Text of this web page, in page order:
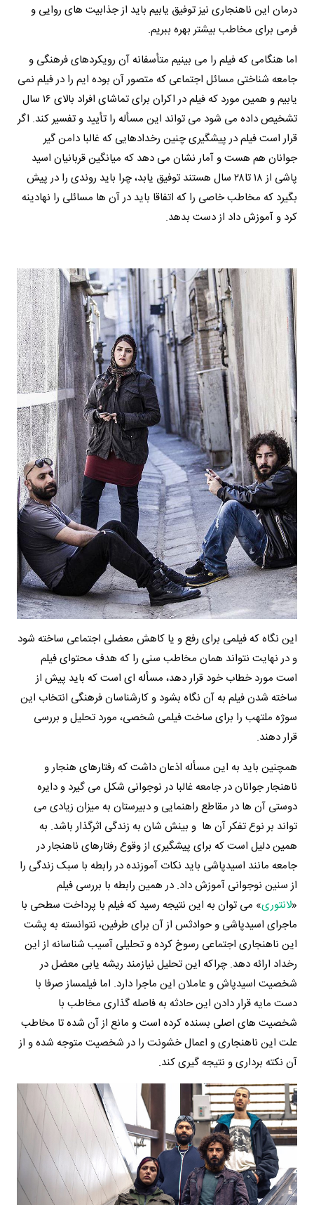
درمان این ناهنجاری نیز توفیق یابیم باید از جذابیت های روایی و
فرمی برای مخاطب بیشتر بهره ببریم.
اما هنگامی که فیلم را می بینیم متأسفانه آن رویکردهای فرهنگی و
جامعه شناختی مسائل اجتماعی که متصور آن بوده ایم را در فیلم نمی
یابیم و همین مورد که فیلم در اکران برای تماشای افراد بالای ۱۶ سال
تشخیص داده می شود می تواند این مسأله را تأیید و تفسیر کند. اگر
قرار است فیلم در پیشگیری چنین رخدادهایی که غالبا دامن گیر
جوانان هم هست و آمار نشان می دهد که میانگین قربانیان اسید
پاشی از ۱۸ تا۲۸ سال هستند توفیق یابد، چرا باید روندی را در پیش
بگیرد که مخاطب خاصی را که اتفاقا باید در آن ها مسائلی را نهادینه
کرد و آموزش داد از دست بدهد.
این نگاه که فیلمی برای رفع و یا کاهش معضلی اجتماعی ساخته شود
و در نهایت نتواند همان مخاطب سنی را که هدف محتوای فیلم
است مورد خطاب خود قرار دهد، مسأله ای است که باید پیش از
ساخته شدن فیلم به آن نگاه بشود و کارشناسان فرهنگی انتخاب این
سوژه ملتهب را برای ساخت فیلمی شخصی، مورد تحلیل و بررسی
قرار دهند.
همچنین باید به این مسأله اذعان داشت که رفتارهای هنجار و
ناهنجار جوانان در جامعه غالبا در نوجوانی شکل می گیرد و دایره
دوستی آن ها در مقاطع راهنمایی و دبیرستان به میزان زیادی می
تواند بر نوع تفکر آن ها و بینش شان به زندگی اثرگذار باشد. به
همین دلیل است که برای پیشگیری از وقوع رفتارهای ناهنجار در
جامعه مانند اسیدپاشی باید نکات آموزنده در رابطه با سبک زندگی را
از سنین نوجوانی آموزش داد. در همین رابطه با بررسی فیلم
«لانتوری» می توان به این نتیجه رسید که فیلم با پرداخت سطحی با
ماجرای اسیدپاشی و حوادثس از آن برای طرفین، نتوانسته به پشت
این ناهنجاری اجتماعی رسوخ کرده و تحلیلی آسیب شناسانه از این
رخداد ارائه دهد. چراکه این تحلیل نیازمند ریشه یابی معضل در
شخصیت اسیدپاش و عاملان این ماجرا دارد. اما فیلمساز صرفا با
دست مایه قرار دادن این حادثه به فاصله گذاری مخاطب با
شخصیت های اصلی بسنده کرده است و مانع از آن شده تا مخاطب
علت این ناهنجاری و اعمال خشونت را در شخصیت متوجه شده و از
آن نکته برداری و نتیجه گیری کند.